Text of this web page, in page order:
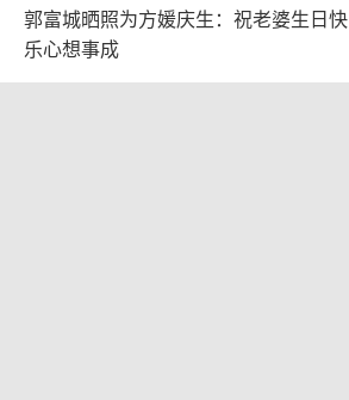
郭富城晒照为方媛庆生：祝老婆生日快
乐心想事成
2026-08-06 10:57:07